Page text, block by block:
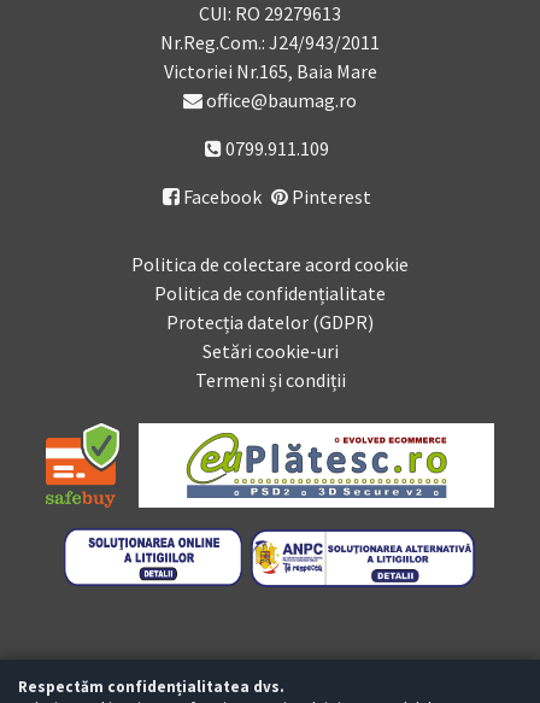
CUI: RO 29279613
Nr.Reg.Com.: J24/943/2011
Victoriei Nr.165, Baia Mare
office@baumag.ro
0799.911.109
 Facebook Pinterest
Politica de colectare acord cookie
Politica de confidențialitate
Protecția datelor (GDPR)
Setări cookie-uri
Termeni și condiții
Respectăm confidențialitatea dvs.